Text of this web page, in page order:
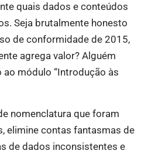
quais dados e conteúdos
Seja brutalmente honesto
de conformidade de 2015,
agrega valor? Alguém
módulo “Introdução às
nomenclatura que foram
elimine contas fantasmas de
de dados inconsistentes e